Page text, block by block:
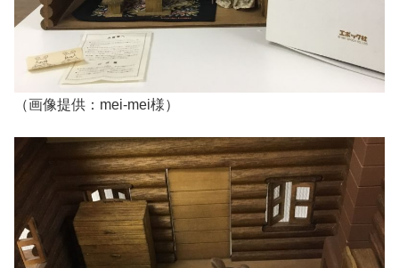
（画像提供：mei-mei様）